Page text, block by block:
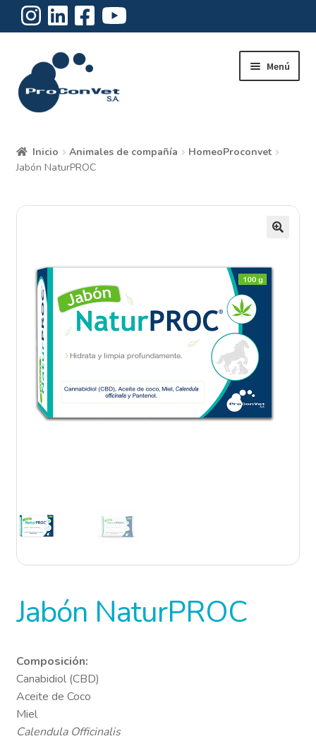
la
navegación
al
contenido
Menú
Institucional
hijo
Productos
el
Contacto
ProConVet U
Inicio Animales de compañía
HomeoProconvet
Jabón NaturPROC
Jabón NaturPROC
Composición:
Canabidiol (CBD)
Aceite de Coco
Miel
Calendula Officinalis